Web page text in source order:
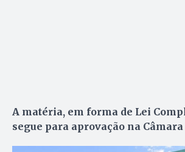
A matéria, em forma de Lei
segue para aprovação na